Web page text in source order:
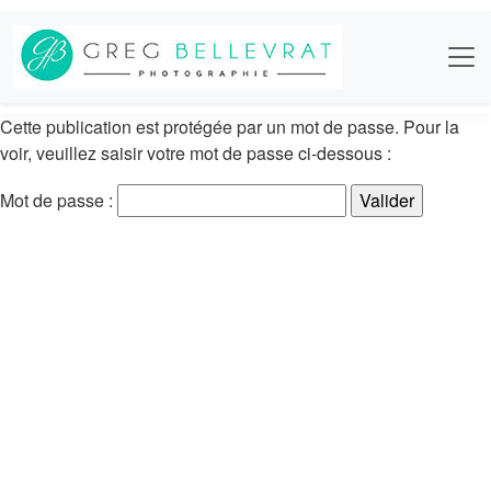
Cette publication est protégée par un mot de passe. Pour la
voir, veuillez saisir votre mot de passe ci-dessous :
Mot de passe :